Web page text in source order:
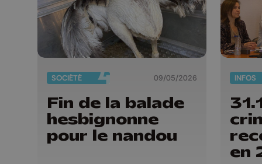
SOCIÉTÉ 09/05/2026
Fin de la balade
hesbignonne
pour le nandou
INFOS
en